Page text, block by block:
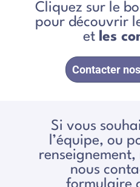
Cliquez sur le
pour découvrir
et les
Contacter
Si vous
l’équipe, ou
renseignement,
nous